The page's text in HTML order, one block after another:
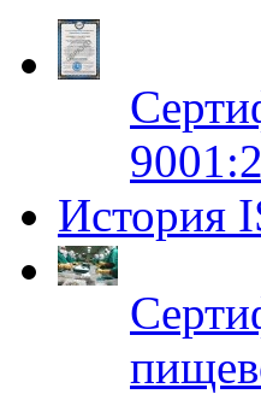
История